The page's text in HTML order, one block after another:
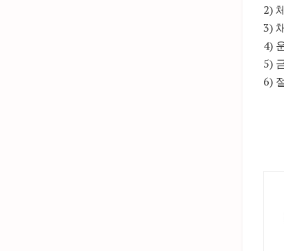
2)
3)
4)
5)
6)